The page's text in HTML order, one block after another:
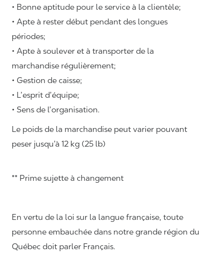
• Bonne aptitude pour le service à la clientèle;
• Apte à rester début pendant des longues
périodes;
• Apte à soulever et à transporter de la
marchandise régulièrement;
• Gestion de caisse;
• L’esprit d’équipe;
• Sens de l’organisation.
Le poids de la marchandise peut varier pouvant
peser jusqu’à 12 kg (25 lb)
** Prime sujette à changement
En vertu de la loi sur la langue française, toute
personne embauchée dans notre grande région du
Québec doit parler Français.